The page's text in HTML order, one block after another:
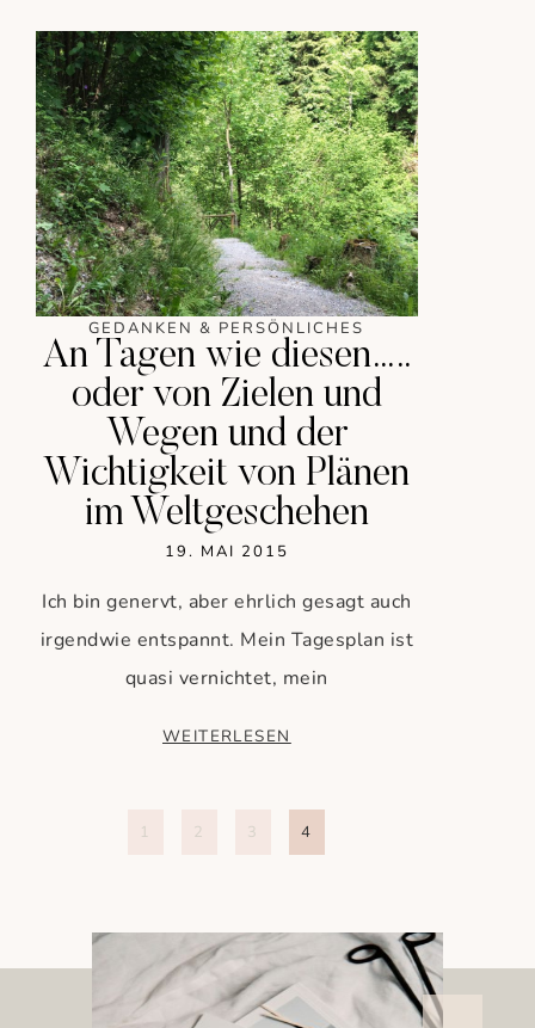
GEDANKEN & PERSÖNLICHES
An Tagen wie diesen…..
oder von Zielen und
Wegen und der
Wichtigkeit von Plänen
im Weltgeschehen
19. MAI 2015
Ich bin genervt, aber ehrlich gesagt auch
irgendwie entspannt. Mein Tagesplan ist
quasi vernichtet, mein
WEITERLESEN
1 2 3 4